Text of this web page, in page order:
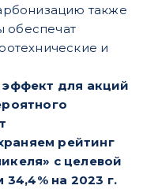
также
обеспечат
и
для акций
рейтинг
с целевой
на 2023 г.